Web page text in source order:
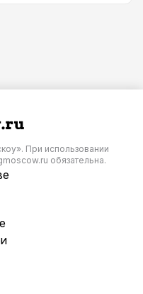
При использовании
обязательна.